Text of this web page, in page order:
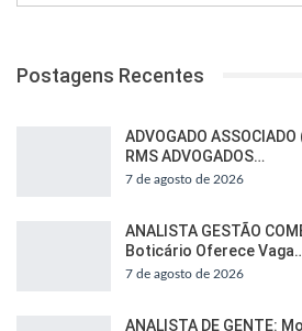
Postagens Recentes
ADVOGADO
RMS ADVOGADOS…
7 de agosto de 2026
ANALISTA GESTÃO
Boticário Oferece
7 de agosto de 2026
ANALISTA DE GENTE: